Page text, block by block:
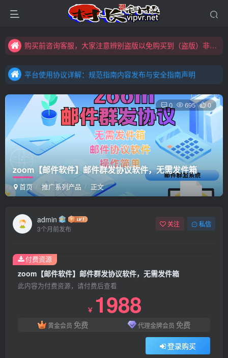
全网更新：新项目，新势力，共同发展
全网更新：新项目，新势力，共同发展
平台使用协议详解：规范指南内容发布与安全指南声明
平台使用协议详解：规范指南内容发布与安全指南声明
zoom【邮件软件】邮件群发协议软件，无需发件箱
首页 推广系列产品 正文
0 695 0
admin
3个月前发布
关注 私信
zoom【邮件软件】邮件群发协议软件，无需发件箱
此内容为付费资源，请付费后查看
￥ 1988
黄金会员 免费 代理金牌会员 免费
登录购买
付费资源